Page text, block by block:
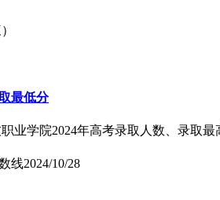
最低分
业学院2024年高考录取人数、录取
线2024/10/28